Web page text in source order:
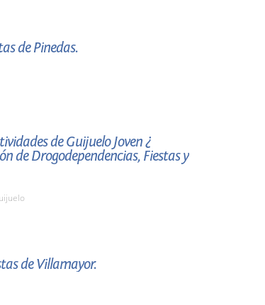
de Pinedas.
de Guijuelo Joven ¿
de Drogodependencias, Fiestas y
de Villamayor.